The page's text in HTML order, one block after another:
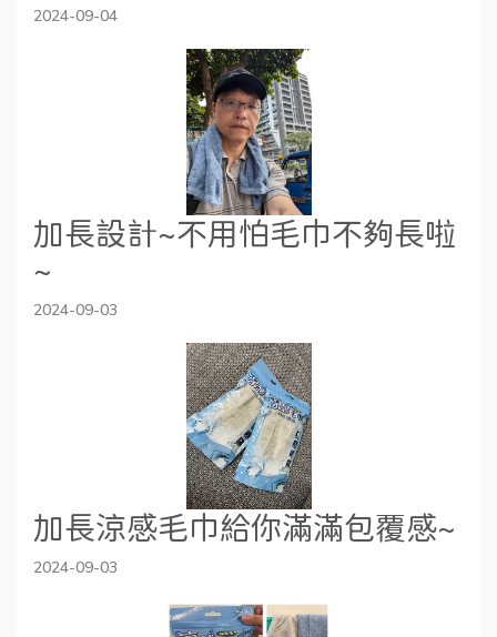
2024-09-04
加長設計~不用怕毛巾不夠長啦
~
2024-09-03
加長涼感毛巾給你滿滿包覆感~
2024-09-03